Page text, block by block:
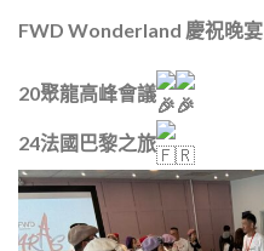
FWD Wonderland 慶祝晚宴
20聚龍高峰會議
24法國巴黎之旅